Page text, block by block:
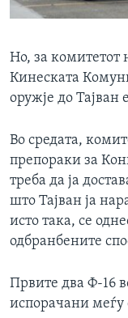
Но, за комитетот
Кинеската
оружје до Тајван
Во средата,
препораки за
треба да ја
што Тајван ја
исто така, се
одбранбените
Првите два Ф-16
испорачани